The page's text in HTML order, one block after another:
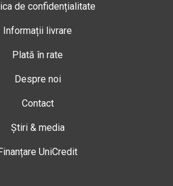
de confidențialitate
Informații livrare
Plată în rate
Despre noi
Contact
Știri & media
UniCredit